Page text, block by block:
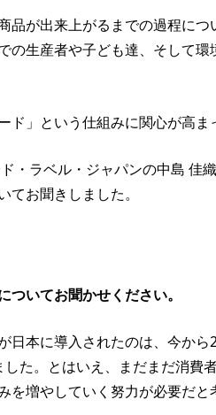
が出来上がるまでの過程につ
の生産者や子ども達、そして
」という仕組みに関心が高ま
・ラベル・ジャパンの中島 佳
お聞きしました。
いてお聞かせください。
日本に導入されたのは、今か
た。とはいえ、まだまだ消費
増やしていく努力が必要だと